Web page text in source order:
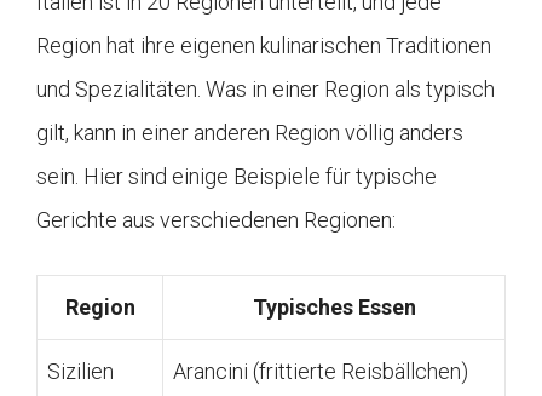
Region hat ihre eigenen kulinarischen Traditionen
und Spezialitäten. Was in einer Region als typisch
gilt, kann in einer anderen Region völlig anders
sein. Hier sind einige Beispiele für typische
Gerichte aus verschiedenen Regionen:
Region Typisches Essen
Sizilien Arancini (frittierte Reisbällchen)